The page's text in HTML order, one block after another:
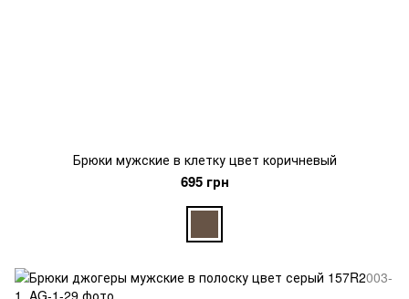
Брюки мужские в клетку цвет коричневый
695 грн